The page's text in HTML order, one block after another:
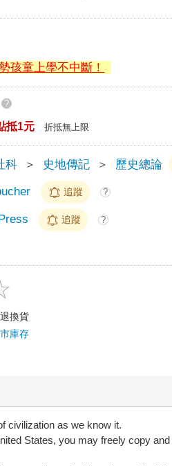
孩童上學不中斷！
?
抵1元 折抵無上限
科 ＞ 史地傳記 ＞ 歷史總論
追蹤 ?
追蹤 ?
換貨
庫存
civilization as we know it.
States, you may freely copy